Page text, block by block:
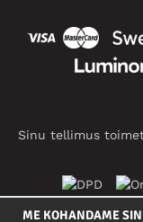
Sinu tellimus
ME KOHANDAME